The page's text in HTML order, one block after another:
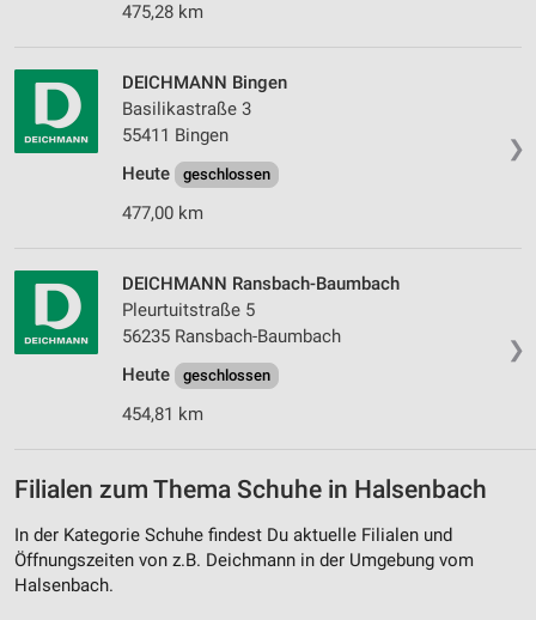
475,28 km
❯
DEICHMANN Bingen
Basilikastraße 3
55411 Bingen
Heute
geschlossen
477,00 km
❯
DEICHMANN Ransbach-Baumbach
Pleurtuitstraße 5
56235 Ransbach-Baumbach
Heute
geschlossen
454,81 km
Filialen zum Thema Schuhe in Halsenbach
In der Kategorie Schuhe findest Du aktuelle Filialen und
Öffnungszeiten von z.B. Deichmann in der Umgebung vom
Halsenbach.